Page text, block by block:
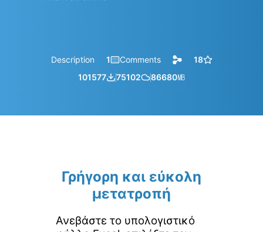
Description 1 Comments
18
101577
75102 86680㎆︎
Γρήγορη και εύκολη
μετατροπή
Ανεβάστε το υπολογιστικό